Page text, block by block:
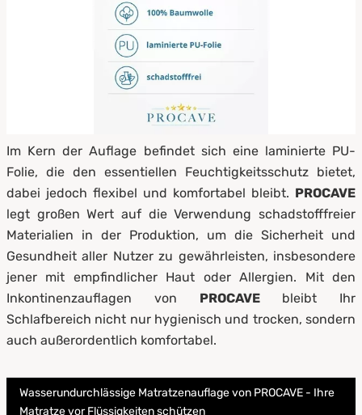
Im Kern der Auflage befindet sich eine laminierte PU-
Folie, die den essentiellen Feuchtigkeitsschutz bietet,
dabei jedoch flexibel und komfortabel bleibt. PROCAVE
legt großen Wert auf die Verwendung schadstofffreier
Materialien in der Produktion, um die Sicherheit und
Gesundheit aller Nutzer zu gewährleisten, insbesondere
jener mit empfindlicher Haut oder Allergien. Mit den
Inkontinenzauflagen von PROCAVEbleibt Ihr
Schlafbereich nicht nur hygienisch und trocken, sondern
auch außerordentlich komfortabel.
Wasserundurchlässige Matratzenauflage von PROCAVE - Ihre
Matratze vor Flüssigkeiten schützen